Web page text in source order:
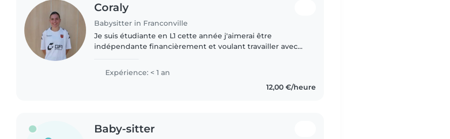
Coraly
Babysitter in Franconville
Je suis étudiante en L1 cette année j'aimerai être
indépendante financièrement et voulant travailler avec
Expérience: < 1 an
12,00 €/heure
Baby-sitter